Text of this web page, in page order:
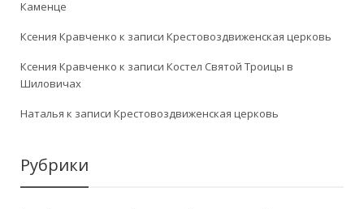
Каменце
Ксения Кравченко к записи Крестовоздвиженская церковь
Ксения Кравченко к записи Костел Святой Троицы в
Шиловичах
Наталья к записи Крестовоздвиженская церковь
Рубрики